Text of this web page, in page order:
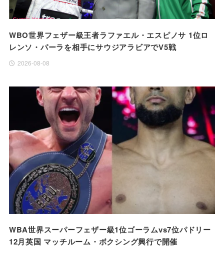
WBO世界フェザー級王者ラファエル・エスピノサ 1位ロ
レンソ・パーラを相手にサウジアラビアでV5戦
2026-08-08
WBA世界スーパーフェザー級1位ゴーラムvs7位パドリー
12月英国 マッチルーム・ボクシング興行で開催